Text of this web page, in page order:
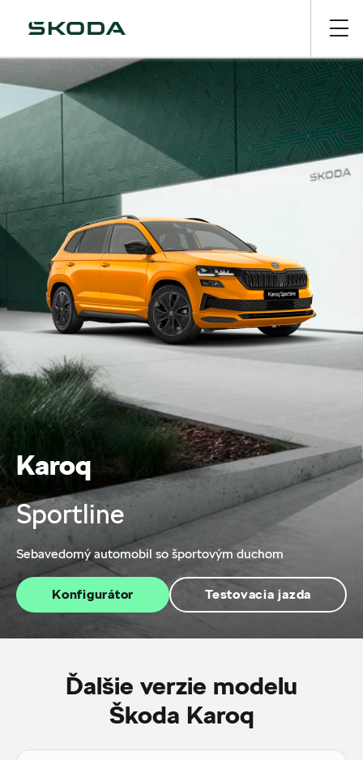
Karoq
Sportline
Sebavedomý automobil so športovým duchom
Konfigurátor Testovacia jazda
Ďalšie verzie modelu
Škoda Karoq